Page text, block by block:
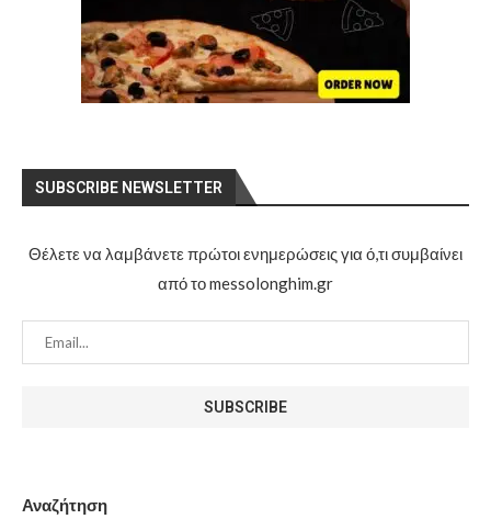
Αναζήτηση
SUBSCRIBE NEWSLETTER
Θέλετε να λαμβάνετε πρώτοι ενημερώσεις για ό,τι συμβαίνει
από το messolonghim.gr